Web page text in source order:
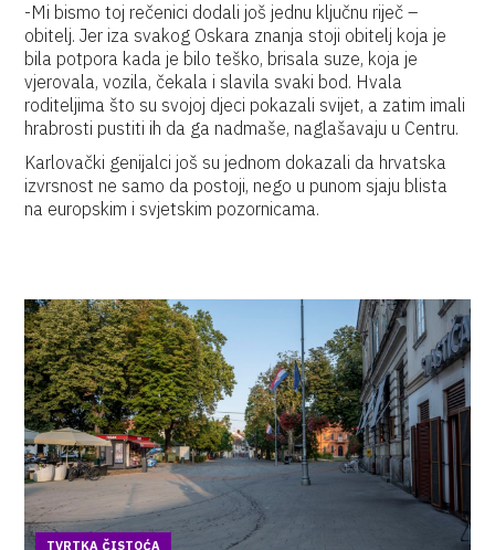
-Mi bismo toj rečenici dodali još jednu ključnu riječ –
obitelj. Jer iza svakog Oskara znanja stoji obitelj koja je
bila potpora kada je bilo teško, brisala suze, koja je
vjerovala, vozila, čekala i slavila svaki bod. Hvala
roditeljima što su svojoj djeci pokazali svijet, a zatim imali
hrabrosti pustiti ih da ga nadmaše, naglašavaju u Centru.
Karlovački genijalci još su jednom dokazali da hrvatska
izvrsnost ne samo da postoji, nego u punom sjaju blista
na europskim i svjetskim pozornicama.
TVRTKA ČISTOĆA